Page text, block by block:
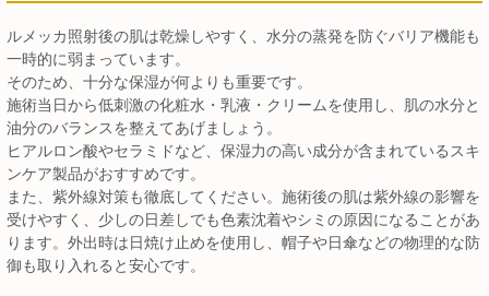
ルメッカ照射後の肌は乾燥しやすく、水分の蒸発を防ぐバリア機能も
一時的に弱まっています。
そのため、十分な保湿が何よりも重要です。
施術当日から低刺激の化粧水・乳液・クリームを使用し、肌の水分と
油分のバランスを整えてあげましょう。
ヒアルロン酸やセラミドなど、保湿力の高い成分が含まれているスキ
ンケア製品がおすすめです。
また、紫外線対策も徹底してください。施術後の肌は紫外線の影響を
受けやすく、少しの日差しでも色素沈着やシミの原因になることがあ
ります。外出時は日焼け止めを使用し、帽子や日傘などの物理的な防
御も取り入れると安心です。